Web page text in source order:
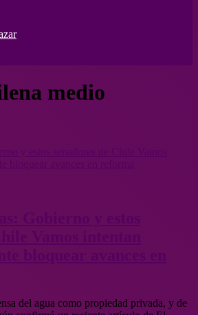
medio
del agua como propiedad privada, y de